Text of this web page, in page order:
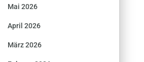
Mai 2026
April 2026
März 2026